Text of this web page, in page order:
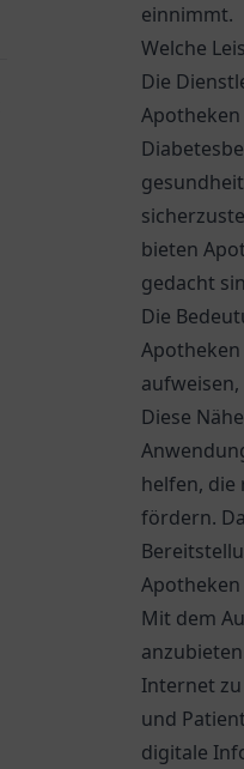
einnimmt.
Welche
Die
bieten
gedacht
Die
Diese
helfen, die
fördern.
Mit dem
Internet
und
digitale